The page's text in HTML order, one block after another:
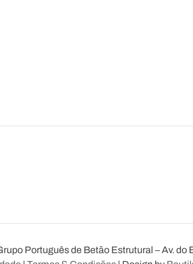
Português de Betão Estrutural – Av.